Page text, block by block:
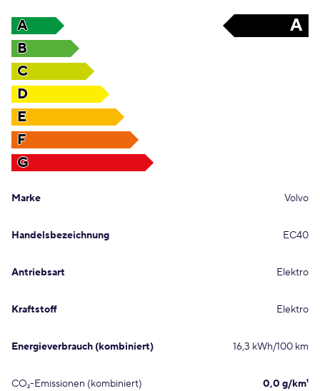
A A
B
C
D
E
F
G
Marke Volvo
Handelsbezeichnung EC40
Antriebsart Elektro
Kraftstoff Elektro
Energieverbrauch (kombiniert) 16,3 kWh/100 km
CO₂-Emissionen (kombiniert) 0,0 g/km¹